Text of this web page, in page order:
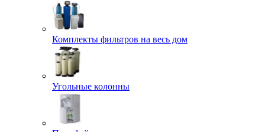
Комплекты фильтров на весь дом
Угольные колонны